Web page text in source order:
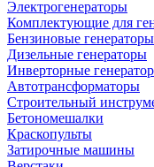
Электрогенераторы
Комплектующие для
Бензиновые генераторы
Дизельные генераторы
Инверторные
Автотрансформаторы
Строительный
Бетономешалки
Краскопульты
Затирочные машины